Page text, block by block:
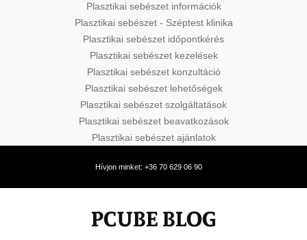
Plasztikai sebészet információk
Plasztikai sebészet - Széptest klinika
Plasztikai sebészet időpontkérés
Plasztikai sebészet kezelések
Plasztikai sebészet konzultáció
Plasztikai sebészet lehetőségek
Plasztikai sebészet szolgáltatások
Plasztikai sebészet beavatkozások
Plasztikai sebészet ajánlatok
Hívjon minket: +36 70 629 06 90